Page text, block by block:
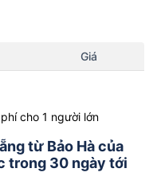
Giá
cho 1 người lớn
từ Bảo Hà của
trong 30 ngày tới